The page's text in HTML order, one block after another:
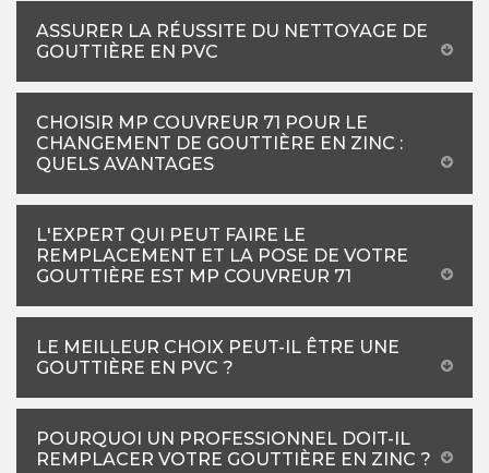
ASSURER LA RÉUSSITE DU NETTOYAGE DE
GOUTTIÈRE EN PVC
CHOISIR MP COUVREUR 71 POUR LE
CHANGEMENT DE GOUTTIÈRE EN ZINC :
QUELS AVANTAGES
L'EXPERT QUI PEUT FAIRE LE
REMPLACEMENT ET LA POSE DE VOTRE
GOUTTIÈRE EST MP COUVREUR 71
LE MEILLEUR CHOIX PEUT-IL ÊTRE UNE
GOUTTIÈRE EN PVC ?
POURQUOI UN PROFESSIONNEL DOIT-IL
REMPLACER VOTRE GOUTTIÈRE EN ZINC ?